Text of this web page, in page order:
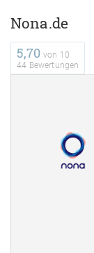
Nona.de
5,70 von 10
44 Bewertungen